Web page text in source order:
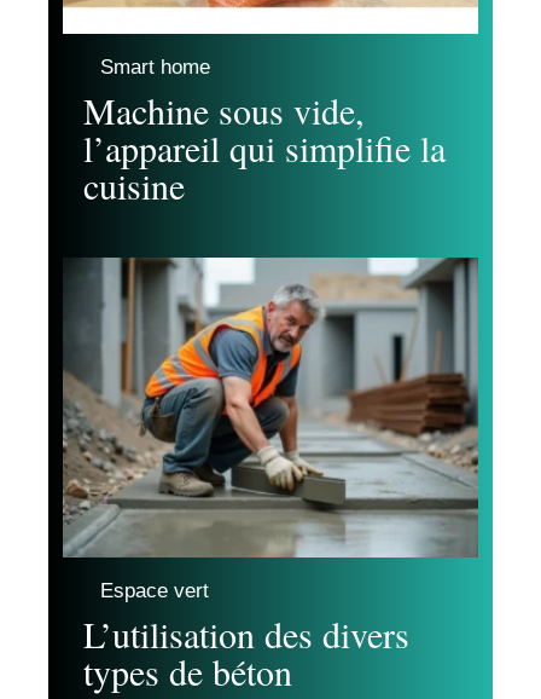
Smart home
Machine sous vide,
l’appareil qui simplifie la
cuisine
Espace vert
L’utilisation des divers
types de béton